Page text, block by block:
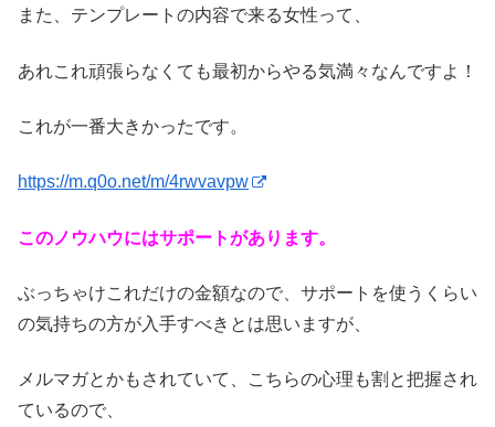
また、テンプレートの内容で来る女性って、
あれこれ頑張らなくても最初からやる気満々なんですよ！
これが一番大きかったです。
https://m.q0o.net/m/4rwvavpw
このノウハウにはサポートがあります。
ぶっちゃけこれだけの金額なので、サポートを使うくらい
の気持ちの方が入手すべきとは思いますが、
メルマガとかもされていて、こちらの心理も割と把握され
ているので、